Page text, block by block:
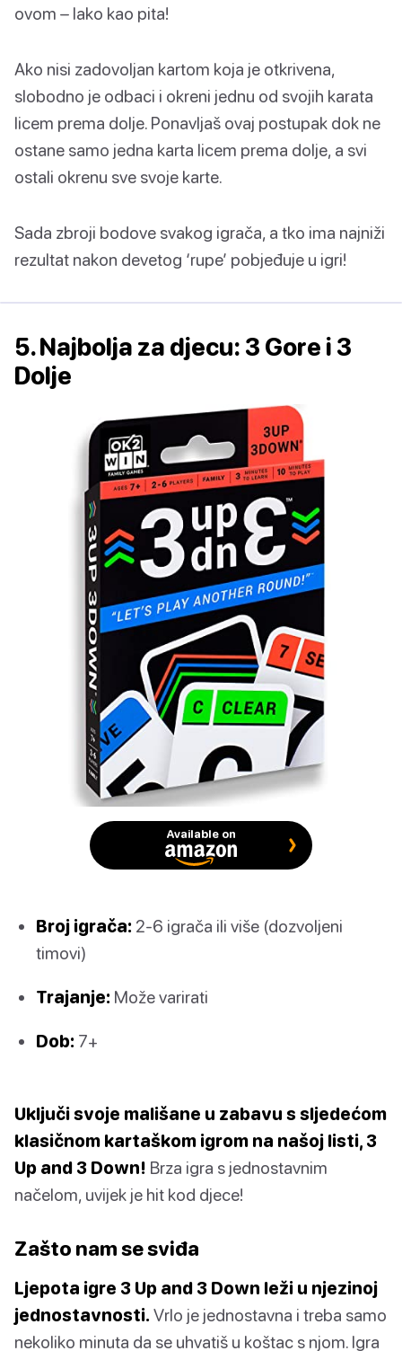
ovom – lako kao pita!
Ako nisi zadovoljan kartom koja je otkrivena,
slobodno je odbaci i okreni jednu od svojih karata
licem prema dolje. Ponavljaš ovaj postupak dok ne
ostane samo jedna karta licem prema dolje, a svi
ostali okrenu sve svoje karte.
Sada zbroji bodove svakog igrača, a tko ima najniži
rezultat nakon devetog ‘rupe’ pobjeđuje u igri!
5. Najbolja za djecu: 3 Gore i 3
Dolje
Available on
Broj igrača: 2-6 igrača ili više (dozvoljeni
timovi)
Trajanje: Može varirati
Dob: 7+
Uključi svoje mališane u zabavu s sljedećom
klasičnom kartaškom igrom na našoj listi, 3
Up and 3 Down! Brza igra s jednostavnim
načelom, uvijek je hit kod djece!
Zašto nam se sviđa
Ljepota igre 3 Up and 3 Down leži u njezinoj
jednostavnosti. Vrlo je jednostavna i treba samo
nekoliko minuta da se uhvatiš u koštac s njom. Igra